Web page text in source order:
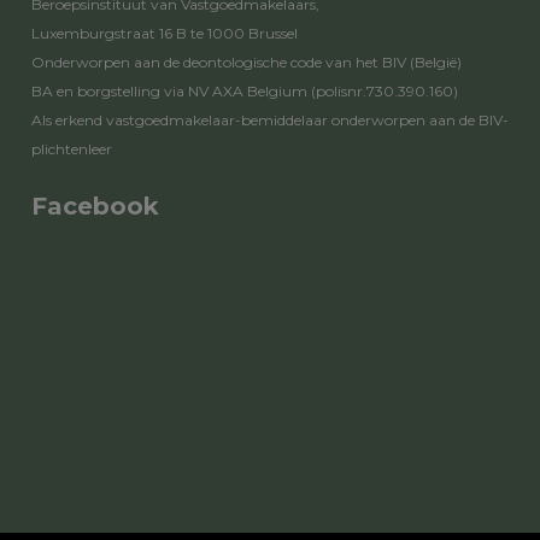
Beroepsinstituut van Vastgoedmakelaars,
Luxemburgstraat 16 B te 1000 Brussel
Onderworpen aan de deontologische code van het BIV (België)
BA en borgstelling via NV AXA Belgium (polisnr.730.390.160)
Als erkend vastgoedmakelaar-bemiddelaar onderworpen aan de BIV-
plichtenleer
Facebook